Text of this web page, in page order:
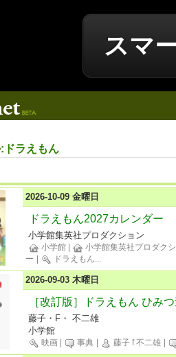
スマ
ドラえもん
2026-10-09 金曜日
ドラえもん2027カレンダー
小学館集英社プロダクション
小学館
小学館集英社プロダク
ー
ドラえもん...
2026-09-03 木曜日
［改訂版］ドラえもん ひみ
藤子・F・ 不二雄
小学館
映画 事典 藤子 f 不二雄